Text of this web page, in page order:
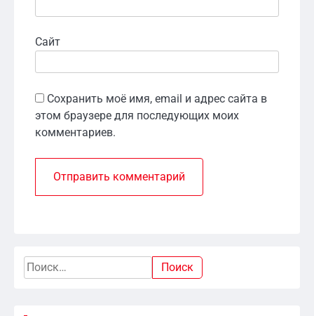
Сайт
Сохранить моё имя, email и адрес сайта в
этом браузере для последующих моих
комментариев.
Найти: